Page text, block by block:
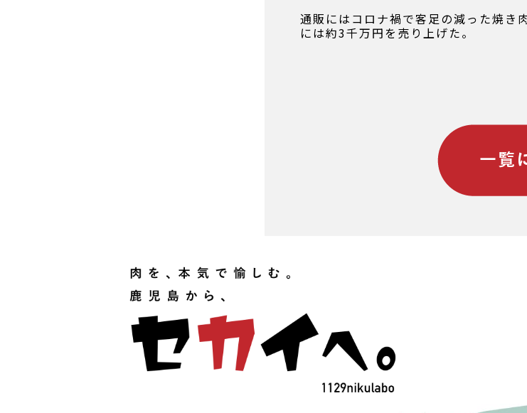
通販にはコロナ禍で客足の減った焼き
には約3千万円を売り上げた。